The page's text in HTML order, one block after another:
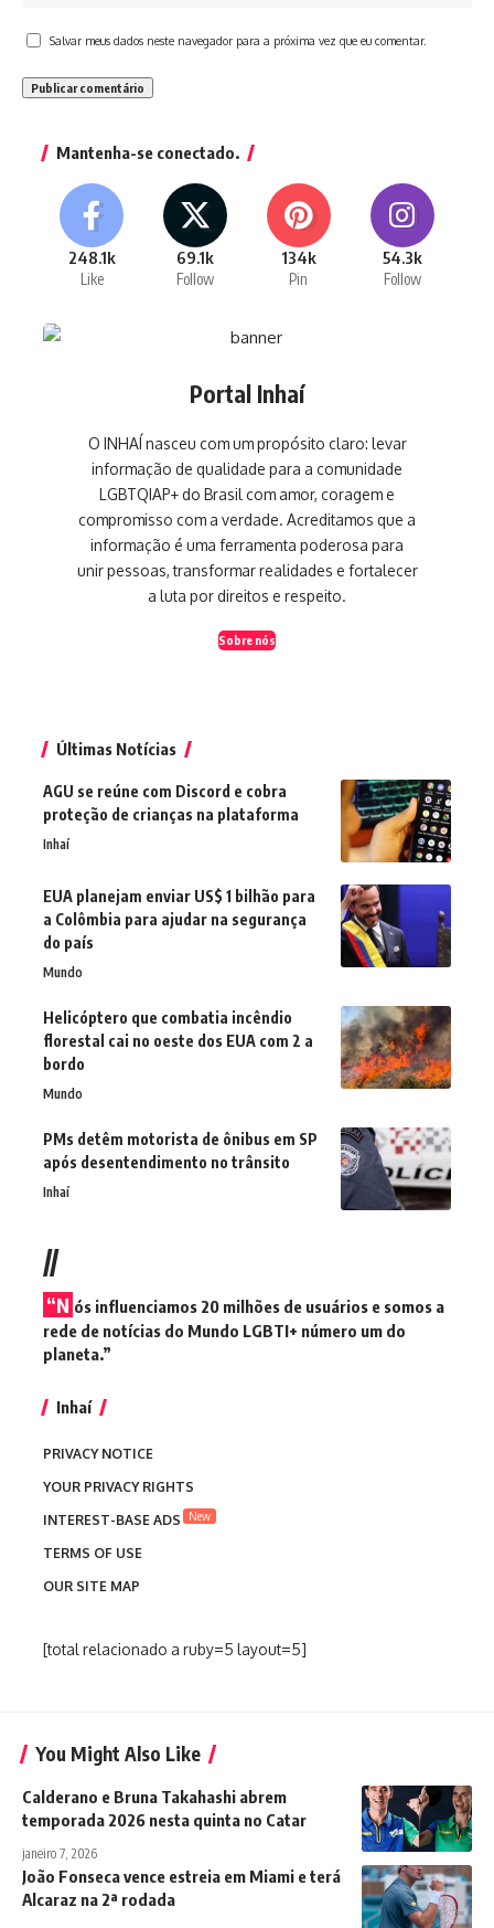
Salvar meus dados neste navegador para a próxima vez que eu comentar.
Mantenha-se conectado.
248.1k
Like
69.1k
Follow
134k
Pin
54.3k
Follow
Portal Inhaí
O INHAÍ nasceu com um propósito claro: levar
informação de qualidade para a comunidade
LGBTQIAP+ do Brasil com amor, coragem e
compromisso com a verdade. Acreditamos que a
informação é uma ferramenta poderosa para
unir pessoas, transformar realidades e fortalecer
a luta por direitos e respeito.
Sobre nós
Últimas Notícias
AGU se reúne com Discord e cobra
proteção de crianças na plataforma
Inhaí
EUA planejam enviar US$ 1 bilhão para
a Colômbia para ajudar na segurança
do país
Mundo
Helicóptero que combatia incêndio
florestal cai no oeste dos EUA com 2 a
bordo
Mundo
PMs detêm motorista de ônibus em SP
após desentendimento no trânsito
Inhaí
//
“N ós influenciamos 20 milhões de usuários e somos a
rede de notícias do Mundo LGBTI+ número um do
planeta.”
Inhaí
PRIVACY NOTICE
YOUR PRIVACY RIGHTS
INTEREST-BASE ADS
New
TERMS OF USE
OUR SITE MAP
[total relacionado a ruby=5 layout=5]
You Might Also Like
Calderano e Bruna Takahashi abrem
temporada 2026 nesta quinta no Catar
janeiro 7, 2026
João Fonseca vence estreia em Miami e terá
Alcaraz na 2ª rodada